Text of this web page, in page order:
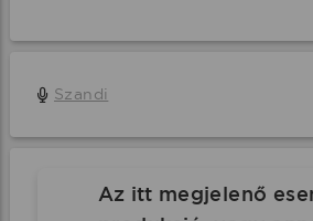
Szandi
Az itt megjelenő